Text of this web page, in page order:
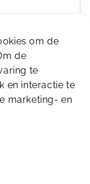
afloop
om
te schaffen.
mogen alleen
(18
jullie
maximaal
om de
de
te
en interactie te
marketing- en